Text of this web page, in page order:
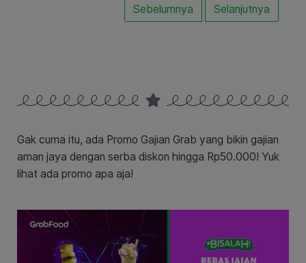
Sebelumnya
Selanjutnya
Gak cuma itu, ada Promo Gajian Grab yang bikin gajian
aman jaya dengan serba diskon hingga Rp50.000! Yuk
lihat ada promo apa aja!